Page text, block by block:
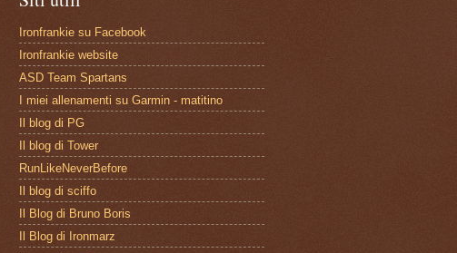
ASD Team Spartans
I miei allenamenti su Garmin - matitino
Il blog di PG
Il blog di Tower
RunLikeNeverBefore
Il blog di sciffo
Il Blog di Bruno Boris
Il Blog di Ironmarz
Io sono Iron Guzzo
Il Blog di Pierfrancesco Pirana